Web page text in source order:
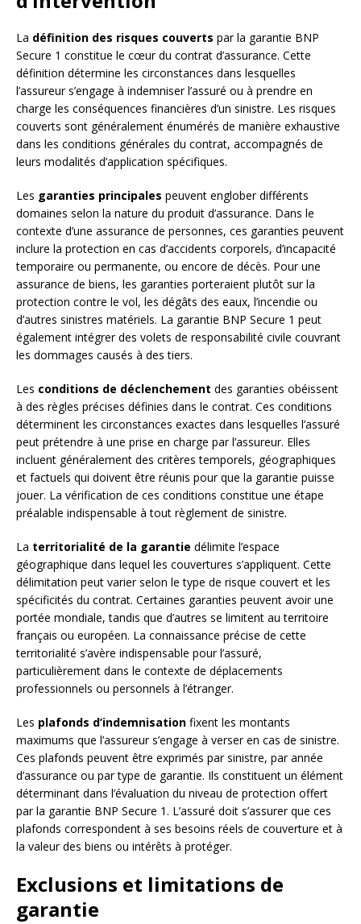
La définition des risques couverts par la garantie BNP
Secure 1 constitue le cœur du contrat d’assurance. Cette
définition détermine les circonstances dans lesquelles
l’assureur s’engage à indemniser l’assuré ou à prendre en
charge les conséquences financières d’un sinistre. Les risques
couverts sont généralement énumérés de manière exhaustive
dans les conditions générales du contrat, accompagnés de
leurs modalités d’application spécifiques.
Les garanties principales peuvent englober différents
domaines selon la nature du produit d’assurance. Dans le
contexte d’une assurance de personnes, ces garanties peuvent
inclure la protection en cas d’accidents corporels, d’incapacité
temporaire ou permanente, ou encore de décès. Pour une
assurance de biens, les garanties porteraient plutôt sur la
protection contre le vol, les dégâts des eaux, l’incendie ou
d’autres sinistres matériels. La garantie BNP Secure 1 peut
également intégrer des volets de responsabilité civile couvrant
les dommages causés à des tiers.
Les conditions de déclenchement des garanties obéissent
à des règles précises définies dans le contrat. Ces conditions
déterminent les circonstances exactes dans lesquelles l’assuré
peut prétendre à une prise en charge par l’assureur. Elles
incluent généralement des critères temporels, géographiques
et factuels qui doivent être réunis pour que la garantie puisse
jouer. La vérification de ces conditions constitue une étape
préalable indispensable à tout règlement de sinistre.
La territorialité de la garantie délimite l’espace
géographique dans lequel les couvertures s’appliquent. Cette
délimitation peut varier selon le type de risque couvert et les
spécificités du contrat. Certaines garanties peuvent avoir une
portée mondiale, tandis que d’autres se limitent au territoire
français ou européen. La connaissance précise de cette
territorialité s’avère indispensable pour l’assuré,
particulièrement dans le contexte de déplacements
professionnels ou personnels à l’étranger.
Les plafonds d’indemnisation fixent les montants
maximums que l’assureur s’engage à verser en cas de sinistre.
Ces plafonds peuvent être exprimés par sinistre, par année
d’assurance ou par type de garantie. Ils constituent un élément
déterminant dans l’évaluation du niveau de protection offert
par la garantie BNP Secure 1. L’assuré doit s’assurer que ces
plafonds correspondent à ses besoins réels de couverture et à
la valeur des biens ou intérêts à protéger.
Exclusions et limitations de
garantie